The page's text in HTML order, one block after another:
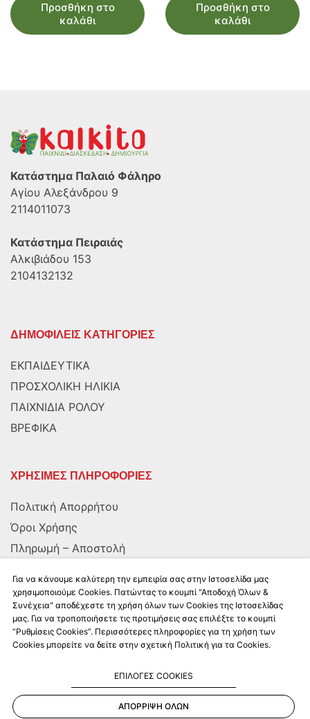
was:
€45.00.
τιμή
είναι:
Προσθήκη στο
καλάθι
Προσθήκη στο
καλάθι
Κατάστημα Παλαιό Φάληρο
Αγίου Αλεξάνδρου 9
2114011073
Κατάστημα Πειραιάς
Αλκιβιάδου 153
2104132132
ΔΗΜΟΦΙΛΕΙΣ ΚΑΤΗΓΟΡΙΕΣ
ΕΚΠΑΙΔΕΥΤΙΚΑ
ΠΡΟΣΧΟΛΙΚΗ ΗΛΙΚΙΑ
ΠΑΙΧΝΙΔΙΑ ΡΟΛΟΥ
ΒΡΕΦΙΚΑ
ΧΡΗΣΙΜΕΣ ΠΛΗΡΟΦΟΡΙΕΣ
Πολιτική Απορρήτου
Όροι Χρήσης
Πληρωμή – Αποστολή
ΑΚΟΛΟΥΘΗΣΤΕ ΜΑΣ
Για να κάνουμε καλύτερη την εμπειρία σας στην Ιστοσελίδα μας
χρησιμοποιούμε Cookies. Πατώντας το κουμπί "Αποδοχή Όλων &
Συνέχεια" αποδέχεστε τη χρήση όλων των Cookies της Ιστοσελίδας
μας. Για να τροποποιήσετε τις προτιμήσεις σας επιλέξτε το κουμπί
“Ρυθμίσεις Cookies”. Περισσότερες πληροφορίες για τη χρήση των
Cookies μπορείτε να δείτε στην σχετική Πολιτική για τα Cookies.
ΕΠΙΛΟΓΕΣ COOKIES
ΑΠΟΡΡΙΨΗ ΟΛΩΝ